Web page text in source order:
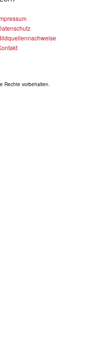
Rechte vorbehalten.